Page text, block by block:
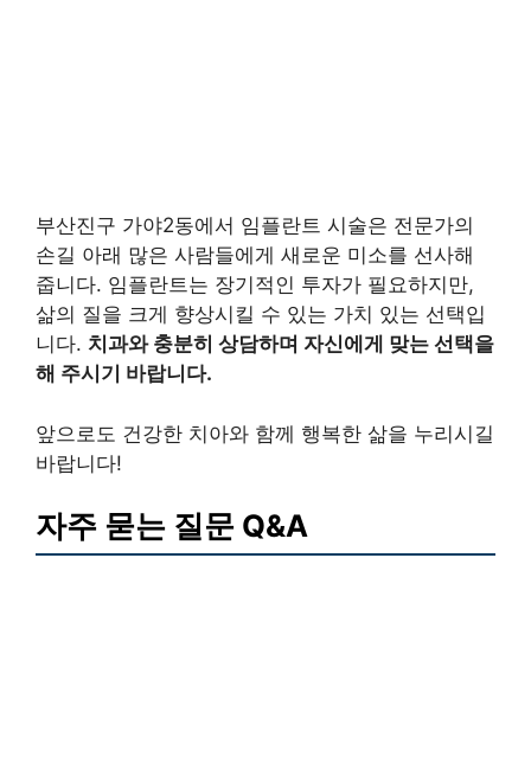
부산진구 가야2동에서 임플란트 시술은 전문가의
손길 아래 많은 사람들에게 새로운 미소를 선사해
줍니다. 임플란트는 장기적인 투자가 필요하지만,
삶의 질을 크게 향상시킬 수 있는 가치 있는 선택입
니다. 치과와 충분히 상담하며 자신에게 맞는 선택을
해 주시기 바랍니다.
앞으로도 건강한 치아와 함께 행복한 삶을 누리시길
바랍니다!
자주 묻는 질문 Q&A